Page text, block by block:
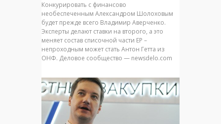
Конкурировать с финансово
необеспеченным Александром Шолоховым
будет прежде всего Владимир Аверченко.
Эксперты делают ставки на второго, а это
меняет состав списочной части ЕР –
непроходным может стать Антон Гетта из
ОНФ. Деловое сообщество — newsdelo.com